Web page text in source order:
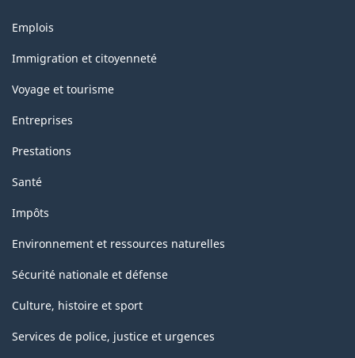
Thèmes
sujets
Emplois
Immigration et citoyenneté
Voyage et tourisme
Entreprises
Prestations
Santé
Impôts
Environnement et ressources naturelles
Sécurité nationale et défense
Culture, histoire et sport
Services de police, justice et urgences